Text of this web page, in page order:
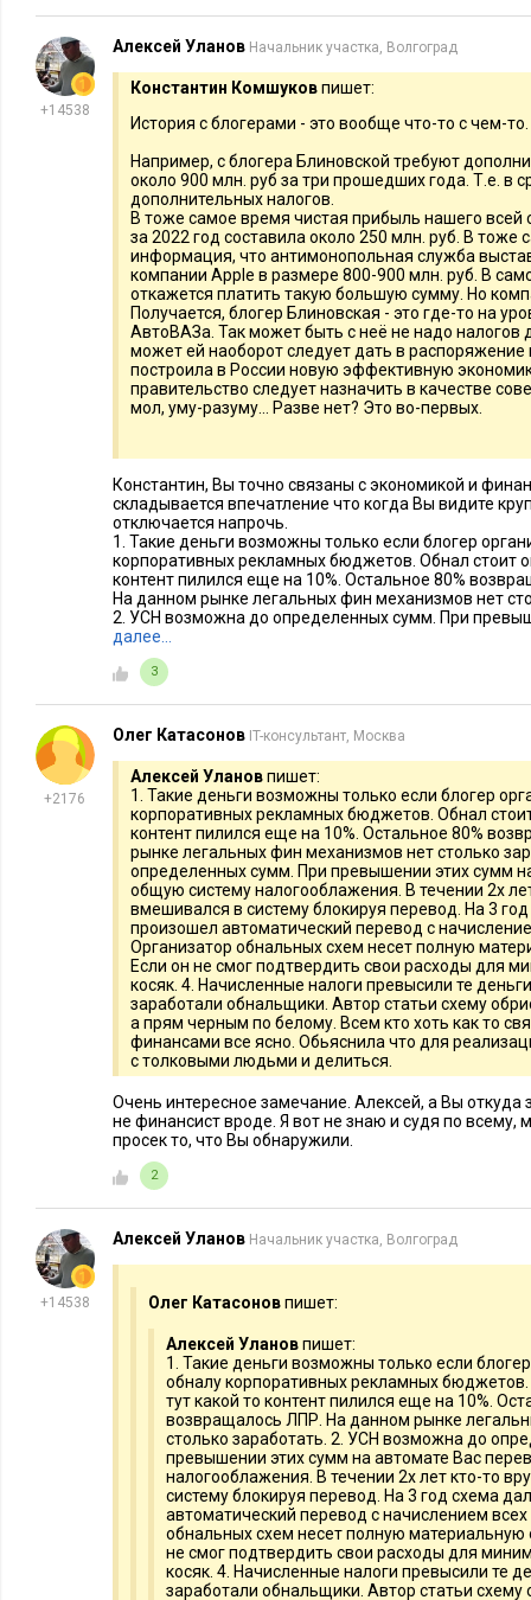
+14538
Алексей Уланов Начальник участка, Волгоград
Константин Комшуковпишет:
История с блогерами - это вообще что-то с чем-то.
Например, с блогера Блиновской требуют
около 900 млн. руб за три прошедших года. Т.е. в
дополнительных налогов.
В тоже самое время чистая прибыль нашего
за 2022 год составила около 250 млн. руб. В
информация, что антимонопольная служба
компании Apple в размере 800-900 млн. руб. В
откажется платить такую большую сумму. Но
Получается, блогер Блиновская - это где-то на
АвтоВАЗа. Так может быть с неё не надо налогов
может ей наоборот следует дать в
построила в России новую эффективную
правительство следует назначить в качестве
мол, уму-разуму... Разве нет? Это во-первых.
Константин, Вы точно связаны с экономикой и
складывается впечатление что когда Вы видите
отключается напрочь.
1. Такие деньги возможны только если блогер
корпоративных рекламных бюджетов. Обнал стоит
контент пилился еще на 10%. Остальное 80%
На данном рынке легальных фин механизмов нет
2. УСН возможна до определенных сумм. При
далее…
3
+2176
Олег Катасонов IT-консультант, Москва
Алексей Улановпишет:
1. Такие деньги возможны только если блогер
корпоративных рекламных бюджетов. Обнал стоит
контент пилился еще на 10%. Остальное 80%
рынке легальных фин механизмов нет столько
определенных сумм. При превышении этих сумм
общую систему налогооблажения. В течении 2х
вмешивался в систему блокируя перевод. На 3
произошел автоматический перевод с
Организатор обнальных схем несет полную
Если он не смог подтвердить свои расходы для
косяк. 4. Начисленные налоги превысили те
заработали обнальщики. Автор статьи схему
а прям черным по белому. Всем кто хоть как то
финансами все ясно. Обьяснила что для
с толковыми людьми и делиться.
Очень интересное замечание. Алексей, а Вы откуда
не финансист вроде. Я вот не знаю и судя по всему,
просек то, что Вы обнаружили.
2
+14538
Алексей Уланов Начальник участка, Волгоград
Олег Катасоновпишет:
Алексей Улановпишет:
1. Такие деньги возможны только если
обналу корпоративных рекламных бюджетов.
тут какой то контент пилился еще на 10%.
возвращалось ЛПР. На данном рынке
столько заработать. 2. УСН возможна до
превышении этих сумм на автомате Вас
налогооблажения. В течении 2х лет кто-то
систему блокируя перевод. На 3 год схема
автоматический перевод с начислением
обнальных схем несет полную материальную
не смог подтвердить свои расходы для
косяк. 4. Начисленные налоги превысили те
заработали обнальщики. Автор статьи схему